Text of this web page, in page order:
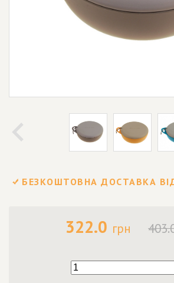
БЕЗКОШТОВНА ДОСТАВКА
322.0 грн